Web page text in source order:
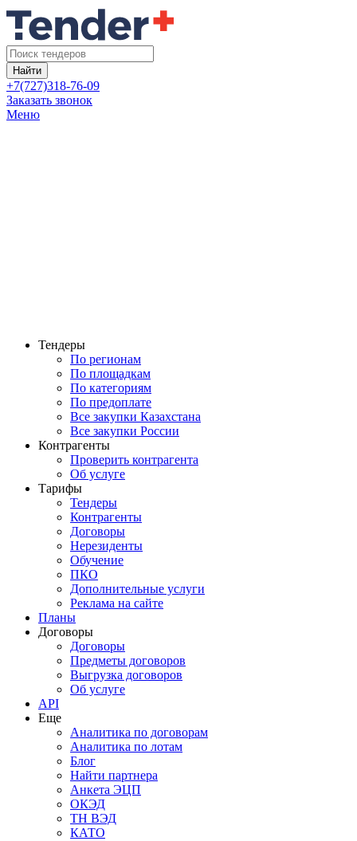
Найти
+7(727)318-76-09
Заказать звонок
Меню
Тендеры
По регионам
По площадкам
По категориям
По предоплате
Все закупки Казахстана
Все закупки России
Контрагенты
Проверить контрагента
Об услуге
Тарифы
Тендеры
Контрагенты
Договоры
Нерезиденты
Обучение
ПКО
Дополнительные услуги
Реклама на сайте
Планы
Договоры
Договоры
Предметы договоров
Выгрузка договоров
Об услуге
API
Еще
Аналитика по договорам
Аналитика по лотам
Блог
Найти партнера
Анкета ЭЦП
ОКЭД
ТН ВЭД
КАТО